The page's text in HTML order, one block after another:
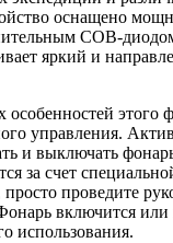
оснащено
COB-
яркий и
этого
управления.
и выключать
за счет
проведите
включится
использования.